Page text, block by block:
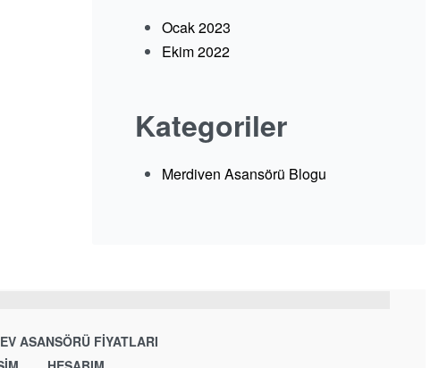
Ocak 2023
Ekim 2022
Kategoriler
Merdiven Asansörü Blogu
EV ASANSÖRÜ FIYATLARI